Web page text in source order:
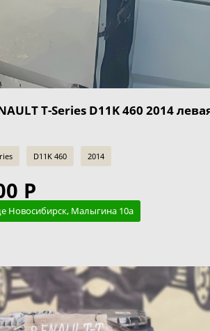
T-Series D11K 460 2014
D11K 460 2014
Р
Новосибирск, Малыгина 10а